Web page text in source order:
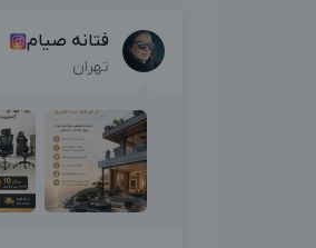
فتانه صیام
تهران